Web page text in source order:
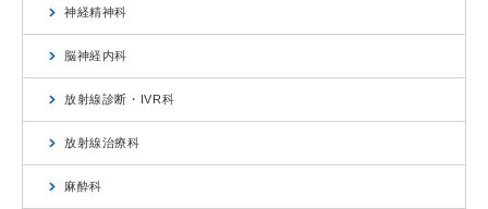
神経精神科
脳神経内科
放射線診断・IVR科
放射線治療科
麻酔科